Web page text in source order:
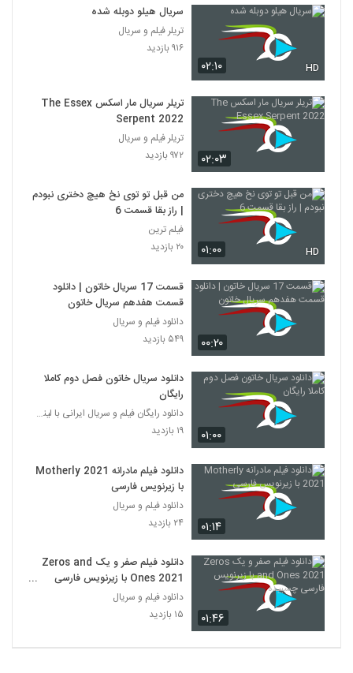
۰۲:۱۰ HD
سریال هیلو دوبله شده
تریلر فیلم و سریال
۹۱۶ بازدید
۰۲:۰۳
تریلر سریال مار اسکس The Essex
Serpent 2022
تریلر فیلم و سریال
۹۷۲ بازدید
۰۱:۰۰ HD
من قبل تو توی نخ هیچ دختری نبودم
| راز بقا قسمت 6
فیلم ترین
۲۰ بازدید
۰۰:۲۰
قسمت 17 سریال خاتون | دانلود
قسمت هفدهم سریال خاتون
دانلود فیلم و سریال
۵۴۹ بازدید
۰۱:۰۰
دانلود سریال خاتون فصل دوم کاملا
رایگان
دانلود رایگان فیلم و سریال ایرانی با لینک مستقیم
۱۹ بازدید
۰۱:۱۴
دانلود فیلم مادرانه Motherly 2021
با زیرنویس فارسی
دانلود فیلم و سریال
۲۴ بازدید
۰۱:۴۶
دانلود فیلم صفر و یک Zeros and
Ones 2021 با زیرنویس فارسی
چسبیده
دانلود فیلم و سریال
۱۵ بازدید